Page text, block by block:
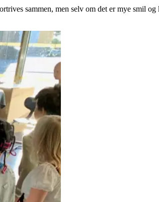
sammen, men selv om det er mye smil og